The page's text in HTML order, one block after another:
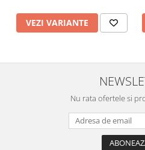
Iluminat Exterior
Proiectoare LED
Spoturi Exterior Incastrabile
Banda - Surse si Accesorii LED
VEZI VARIANTE
Nu rata ofertele si